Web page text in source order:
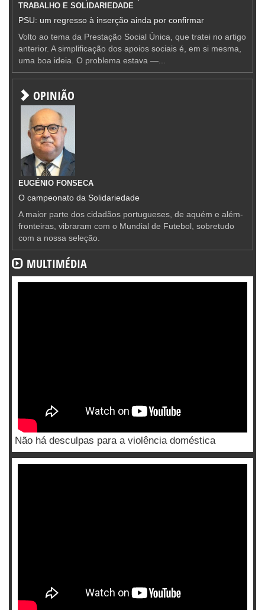
TRABALHO E SOLIDARIEDADE
PSU: um regresso à inserção ainda por confirmar
Volto ao tema da Prestação Social Única, que tratei no artigo
anterior. A simplificação dos apoios sociais é, em si mesma,
uma boa ideia. O problema estava —...
OPINIÃO
EUGÉNIO FONSECA
O campeonato da Solidariedade
A maior parte dos cidadãos portugueses, de aquém e além-
fronteiras, vibraram com o Mundial de Futebol, sobretudo
com a nossa seleção.
MULTIMÉDIA
Não há desculpas para a violência doméstica